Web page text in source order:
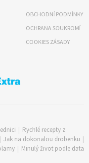
OBCHODNÍ PODMÍNKY
OCHRANA SOUKROMÍ
COOKIES ZÁSADY
| Rychlé recepty z
| Jak na dokonalou drobenku |
| Minulý život podle data